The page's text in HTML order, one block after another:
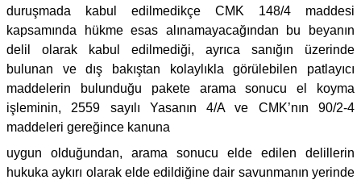
duruşmada kabul edilmedikçe CMK 148/4 maddesi
kapsamında hükme esas alınamayacağından bu beyanın
delil olarak kabul edilmediği, ayrıca sanığın üzerinde
bulunan ve dış bakıştan kolaylıkla görülebilen patlayıcı
maddelerin bulunduğu pakete arama sonucu el koyma
işleminin, 2559 sayılı Yasanın 4/A ve CMK’nın 90/2-4
maddeleri gereğince kanuna
uygun olduğundan, arama sonucu elde edilen delillerin
hukuka aykırı olarak elde edildiğine dair savunmanın yerinde